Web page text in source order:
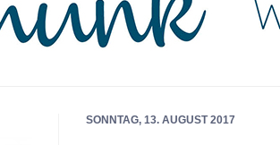
SONNTAG, 13. AUGUST 2017